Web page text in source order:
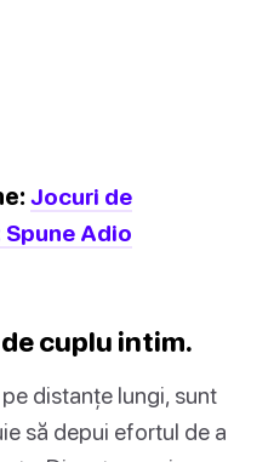
Jocuri de
Adio
cuplu intim.
distanțe lungi, sunt
să depui efortul de a